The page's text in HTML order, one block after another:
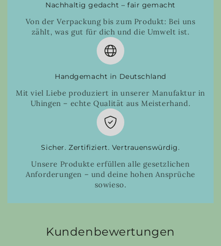
Nachhaltig gedacht – fair gemacht
Von der Verpackung bis zum Produkt: Bei uns
zählt, was gut für dich und die Umwelt ist.
Handgemacht in Deutschland
Mit viel Liebe produziert in unserer Manufaktur in
Uhingen – echte Qualität aus Meisterhand.
Sicher. Zertifiziert. Vertrauenswürdig.
Unsere Produkte erfüllen alle gesetzlichen
Anforderungen – und deine hohen Ansprüche
sowieso.
Kundenbewertungen